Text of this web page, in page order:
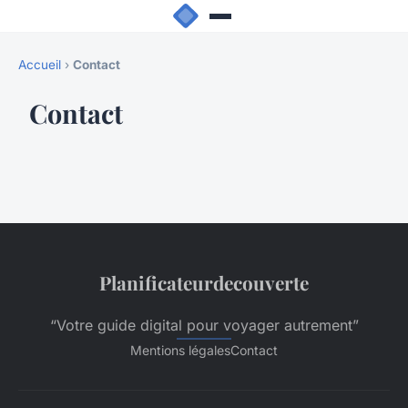
Accueil › Contact
Contact
Planificateurdecouverte
“Votre guide digital pour voyager autrement”
Mentions légalesContact